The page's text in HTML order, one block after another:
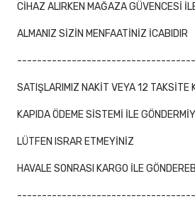
CİHAZ ALIRKEN MAĞAZA GÜVENCESİ
ALMANIZ SİZİN MENFAATİNİZ İCABIDIR
SATIŞLARIMIZ NAKİT VEYA 12 TAKSİTE
KAPIDA ÖDEME SİSTEMİ İLE
LÜTFEN ISRAR ETMEYİNİZ
HAVALE SONRASI KARGO İLE